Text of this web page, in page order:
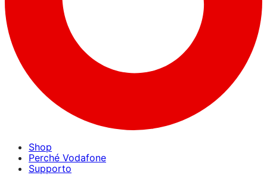
Shop
Perché Vodafone
Supporto